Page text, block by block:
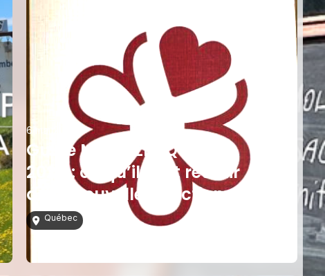
6 mai 2026
Guide MICHELIN Québec
2026 : ce qu’il faut retenir
de la nouvelle sélection
Québec